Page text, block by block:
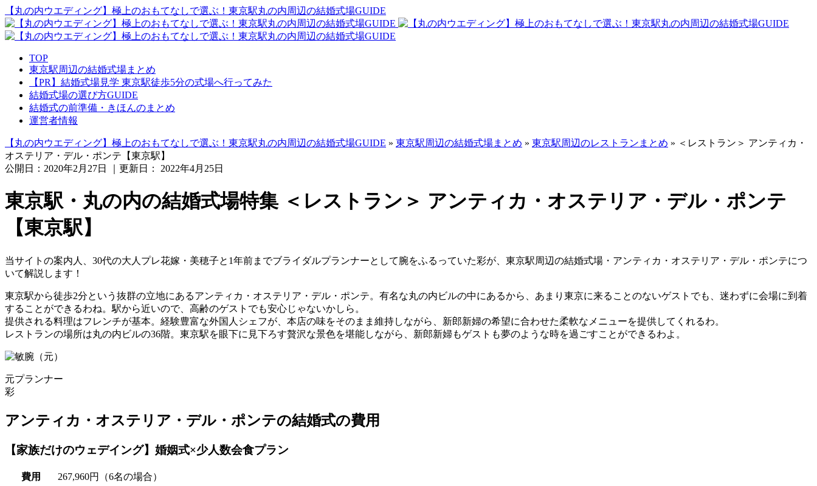
【丸の内ウエディング】極上のおもてなしで選ぶ！東京駅丸の内周辺の結婚式場GUIDE
TOP
東京駅周辺の結婚式場まとめ
【PR】結婚式場見学 東京駅徒歩5分の式場へ行ってみた
結婚式場の選び方GUIDE
結婚式の前準備・きほんのまとめ
運営者情報
【丸の内ウエディング】極上のおもてなしで選ぶ！東京駅丸の内周辺の結婚式場GUIDE » 東京駅周辺の結婚式場まとめ » 東京駅周辺のレストランまとめ » ＜レストラン＞ アンティカ・
オステリア・デル・ポンテ【東京駅】
公開日： 2020年2月27日 ｜更新日： 2022年4月25日
東京駅・丸の内の結婚式場特集 ＜レストラン＞ アンティカ・オステリア・デル・ポンテ
【東京駅】
当サイトの案内人、30代の大人プレ花嫁・美穂子と1年前までブライダルプランナーとして腕をふるっていた彩が、東京駅周辺の結婚式場・アンティカ・オステリア・デル・ポンテにつ
いて解説します！
東京駅から徒歩2分という抜群の立地にあるアンティカ・オステリア・デル・ポンテ。有名な丸の内ビルの中にあるから、あまり東京に来ることのないゲストでも、迷わずに会場に到着
することができるわね。駅から近いので、高齢のゲストでも安心じゃないかしら。
提供される料理はフレンチが基本。経験豊富な外国人シェフが、本店の味をそのまま維持しながら、新郎新婦の希望に合わせた柔軟なメニューを提供してくれるわ。
レストランの場所は丸の内ビルの36階。東京駅を眼下に見下ろす贅沢な景色を堪能しながら、新郎新婦もゲストも夢のような時を過ごすことができるわよ。
元プランナー
彩
アンティカ・オステリア・デル・ポンテの結婚式の費用
【家族だけのウェデイング】婚姻式×少人数会食プラン
費用
267,960円（6名の場合）